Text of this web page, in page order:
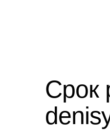
Срок